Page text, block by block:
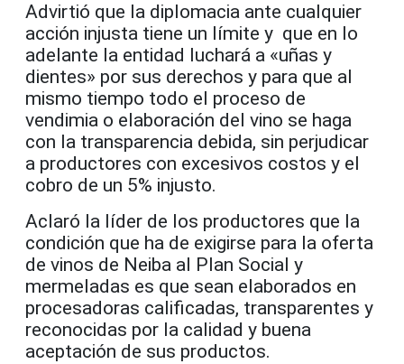
Advirtió que la diplomacia ante cualquier
acción injusta tiene un límite y que en lo
adelante la entidad luchará a «uñas y
dientes» por sus derechos y para que al
mismo tiempo todo el proceso de
vendimia o elaboración del vino se haga
con la transparencia debida, sin perjudicar
a productores con excesivos costos y el
cobro de un 5% injusto.
Aclaró la líder de los productores que la
condición que ha de exigirse para la oferta
de vinos de Neiba al Plan Social y
mermeladas es que sean elaborados en
procesadoras calificadas, transparentes y
reconocidas por la calidad y buena
aceptación de sus productos.